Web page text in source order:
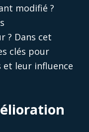
modifié ?
? Dans cet
clés pour
leur influence